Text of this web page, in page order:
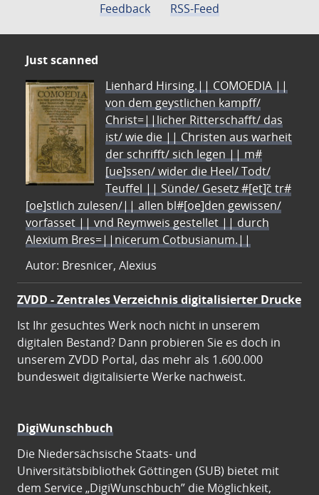
Feedback
RSS-Feed
Just scanned
Lienhard Hirsing.|| COMOEDIA ||
von dem geystlichen kampff/
Christ=||licher Ritterschafft/ das
ist/ wie die || Christen aus warheit
der schrifft/ sich legen || m#
[ue]ssen/ wider die Heel/ Todt/
Teuffel || Sünde/ Gesetz #[et]c̃ tr#
[oe]stlich zulesen/|| allen bl#[oe]den gewissen/
vorfasset || vnd Reymweis gestellet || durch
Alexium Bres=||nicerum Cotbusianum.||
Autor: Bresnicer, Alexius
ZVDD - Zentrales Verzeichnis digitalisierter Drucke
Ist Ihr gesuchtes Werk noch nicht in unserem
digitalen Bestand? Dann probieren Sie es doch in
unserem ZVDD Portal, das mehr als 1.600.000
bundesweit digitalisierte Werke nachweist.
DigiWunschbuch
Die Niedersächsische Staats- und
Universitätsbibliothek Göttingen (SUB) bietet mit
dem Service „DigiWunschbuch” die Möglichkeit,